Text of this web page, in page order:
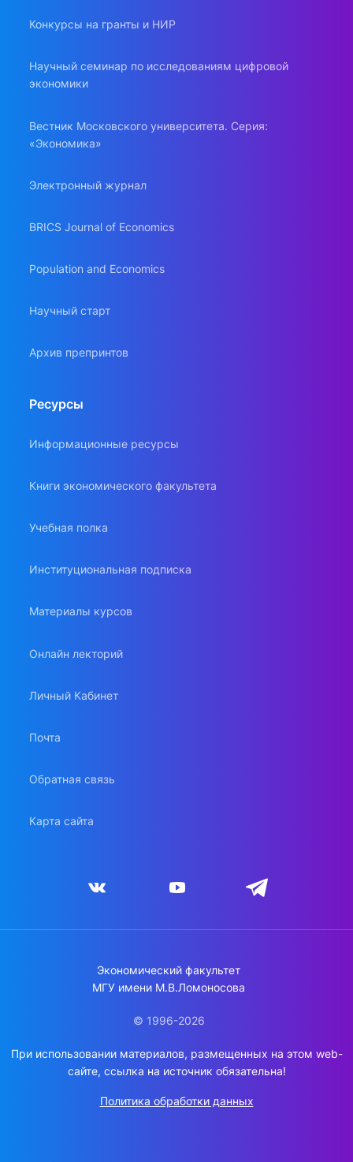
Конкурсы на гранты и НИР
Научный семинар по исследованиям цифровой
экономики
Вестник Московского университета. Серия:
«Экономика»
Электронный журнал
BRICS Journal of Economics
Population and Economics
Научный старт
Архив препринтов
Ресурсы
Информационные ресурсы
Книги экономического факультета
Учебная полка
Институциональная подписка
Материалы курсов
Онлайн лекторий
Личный Кабинет
Почта
Обратная связь
Карта сайта
Экономический факультет
МГУ имени М.В.Ломоносова
© 1996-2026
При использовании материалов, размещенных на этом web-
сайте, ссылка на источник обязательна!
Политика обработки данных